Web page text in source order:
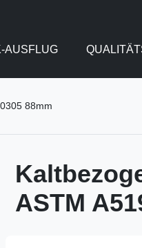
AUSFLUG
88mm
ASTM